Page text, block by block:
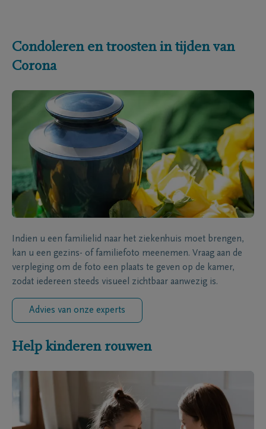
Condoleren en troosten in tijden van
Corona
Indien u een familielid naar het ziekenhuis moet brengen,
kan u een gezins- of familiefoto meenemen. Vraag aan de
verpleging om de foto een plaats te geven op de kamer,
zodat iedereen steeds visueel zichtbaar aanwezig is.
Advies van onze experts
Help kinderen rouwen